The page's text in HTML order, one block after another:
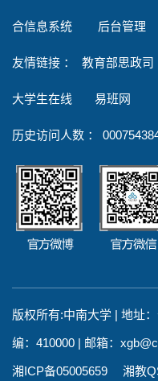
合信息系统 后台管理
友情链接 ： 教育部思政司
大学生在线 易班网
历史访问人数 ：
版权所有:中南大学 | 地址
编：410000 | 邮箱：
湘ICP备05005659 湘教